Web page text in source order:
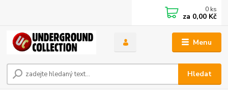
Menu
Hledat
0 ks
za 0,00 Kč